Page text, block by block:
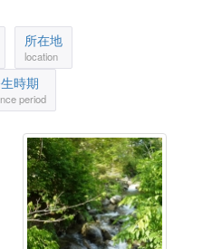
所在地
location
時期
period